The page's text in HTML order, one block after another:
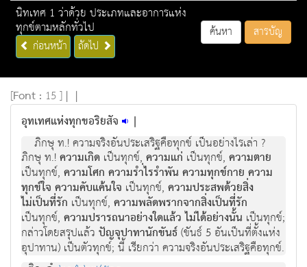
นิทเทศ 1 ว่าด้วย ประเภทและอาการแห่ง
ทุกข์ตามหลักทั่วไป
ก่อนหน้า ถัดไป
ค้นหา สารบัญ
[Font : 15 ] | |
อุทเทศแห่งทุกขอริยสัจ |
ภิกษุ ท.! ความจริงอันประเสริฐคือทุกข เปนอยางไรเลา ?
ภิกษุ ท.!ความเกิด เปนทุกข,ความแก เปนทุกข, ความตาย
เปนทุกข, ความโศก ความรำ่ไรรําพัน ความทุกขกาย ความ
ทุกขใจ ความคับแคนใจ เปนทุกข, ความประสพดวยสิ่ง
ไมเปนที่รัก เปนทุกข, ความพลัดพรากจากสิ่งเปนที่รัก
เปนทุกข, ความปรารถนาอยางใดแลว ไมไดอยางนั้น เปนทุกข;
กลาวโดยสรุปแลว ปญจุปาทานักขันธ(ขันธ 5 อันเปนที่ตั้งแห่ง
อุปาทาน) เปนตัวทุกข; นี้ เรียกวา ความจริงอันประเสริฐคือทุกข.